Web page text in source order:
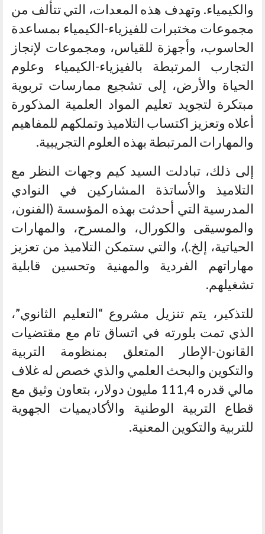
والكيمياء. وتهدف هذه المعدات، التي تتألف من
مجموعات مختبرات للفيزياء-الكيمياء بمساعدة
الحاسوب، وأجهزة للقياس، ومجموعات لإنجاز
التجارب المرتبطة بالفيزياء-الكيمياء وعلوم
الحياة والأرض، إلى تشجيع ممارسات تربوية
مبتكرة لتجويد تعليم المواد العلمية المذكورة
أعلاه وتعزيز اكتساب التلاميذ وتملكهم للمفاهيم
والمهارات المرتبطة بهذه العلوم التجريبية.
إلى ذلك، تبادلت السيد كيم وجهات النظر مع
التلاميذ والأساتذة المشاركين في النوادي
المدرسية التي أحدثت بهذه المؤسسة (الفنون،
والموسيقى والكورال، والمسرح، والمهارات
الحياتية، إلخ.)، والتي ستمكن التلاميذ من تعزيز
مهاراتهم الفردية والمهنية وتحسين قابلية
تشغيلهم.
للتذكير، يتم تنزيل مشروع “التعليم الثانوي”،
الذي تمت بلورته في اتساق تام مع مقتضيات
القانون-الإطار المتعلق بمنظومة التربية
والتكوين والبحث العلمي والذي خصص له غلاف
مالي قدره 111,4 مليون دولار، بتعاون وثيق مع
قطاع التربية الوطنية والأكاديميات الجهوية
للتربية والتكوين المعنية.